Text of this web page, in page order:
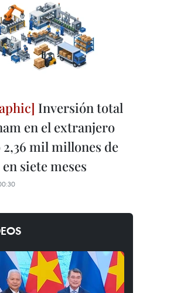
Inversión total
en el extranjero
mil millones de
siete meses